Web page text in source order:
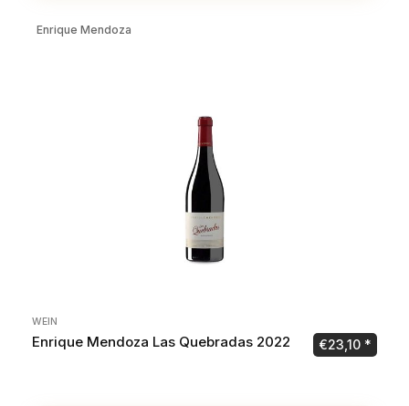
Enrique Mendoza
WEIN
Enrique Mendoza Las Quebradas 2022 €23,10